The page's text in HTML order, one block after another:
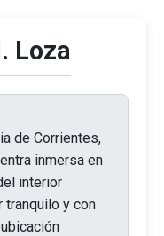
Loza
de Corrientes,
inmersa en
interior
tranquilo y con